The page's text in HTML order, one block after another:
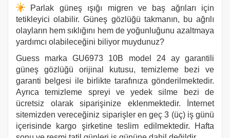
Parlak güneş ışığı migren ve baş ağrıları için
tetikleyici olabilir. Güneş gözlüğü takmanın, bu ağrılı
olayların hem sıklığını hem de yoğunluğunu azaltmaya
yardımcı olabileceğini biliyor muydunuz?
Guess markaGU6973 10B model 24 ay garantili
güneş gözlüğü orijinal kutusu, temizleme bezi ve
garanti belgesi ile birlikte tarafınıza gönderilmektedir.
Ayrıca temizleme spreyi ve yedek silme bezi de
ücretsiz olarak siparişinize eklenmektedir. İnternet
sitemizden vereceğiniz siparişler en geç 3 (üç) iş günü
içerisinde kargo şirketine teslim edilmektedir. Hafta